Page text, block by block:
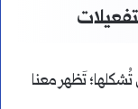
تَظهر معنا